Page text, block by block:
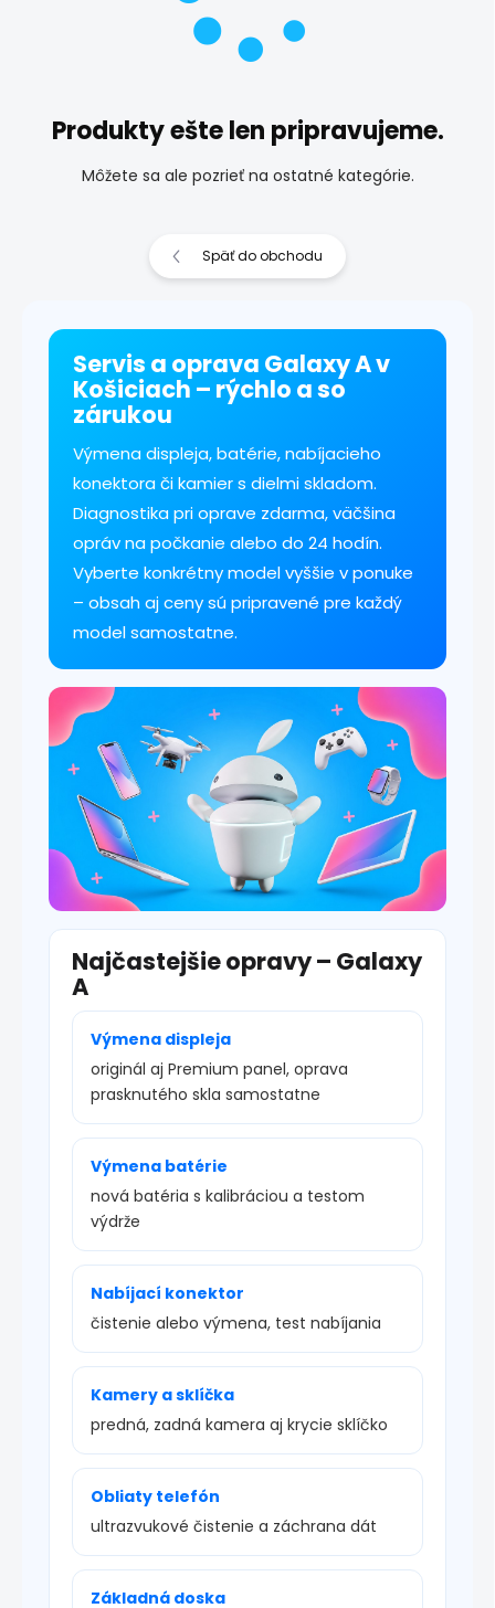
Produkty ešte len pripravujeme.
Môžete sa ale pozrieť na ostatné kategórie.
Späť do obchodu
Servis a oprava Galaxy A v
Košiciach – rýchlo a so
zárukou
Výmena displeja, batérie, nabíjacieho
konektora či kamier s dielmi skladom.
Diagnostika pri oprave zdarma, väčšina
opráv na počkanie alebo do 24 hodín.
Vyberte konkrétny model vyššie v ponuke
– obsah aj ceny sú pripravené pre každý
model samostatne.
Najčastejšie opravy – Galaxy
A
Výmena displeja
originál aj Premium panel, oprava
prasknutého skla samostatne
Výmena batérie
nová batéria s kalibráciou a testom
výdrže
Nabíjací konektor
čistenie alebo výmena, test nabíjania
Kamery a sklíčka
predná, zadná kamera aj krycie sklíčko
Obliaty telefón
ultrazvukové čistenie a záchrana dát
Základná doska